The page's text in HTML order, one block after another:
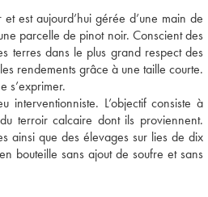
est aujourd’hui gérée d’une main de
parcelle de pinot noir. Conscient des
terres dans le plus grand respect des
rendements grâce à une taille courte.
s’exprimer.
L’objectif consiste à
terroir calcaire dont ils proviennent.
ainsi que des élevages sur lies de dix
bouteille sans ajout de soufre et sans